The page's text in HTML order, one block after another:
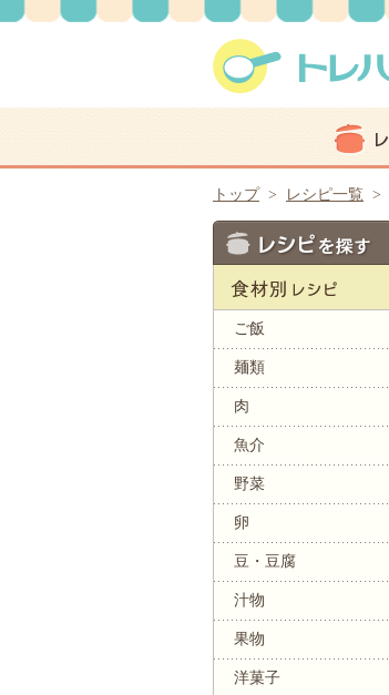
トップ> レシピ一覧 >
ご飯
麺類
肉
魚介
野菜
卵
豆・豆腐
汁物
果物
洋菓子